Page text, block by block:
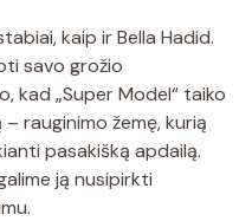
kaip ir Bella Hadid.
savo grožio
kad „Super Model“ taiko
rauginimo žemę, kurią
pasakišką apdailą.
ją nusipirkti